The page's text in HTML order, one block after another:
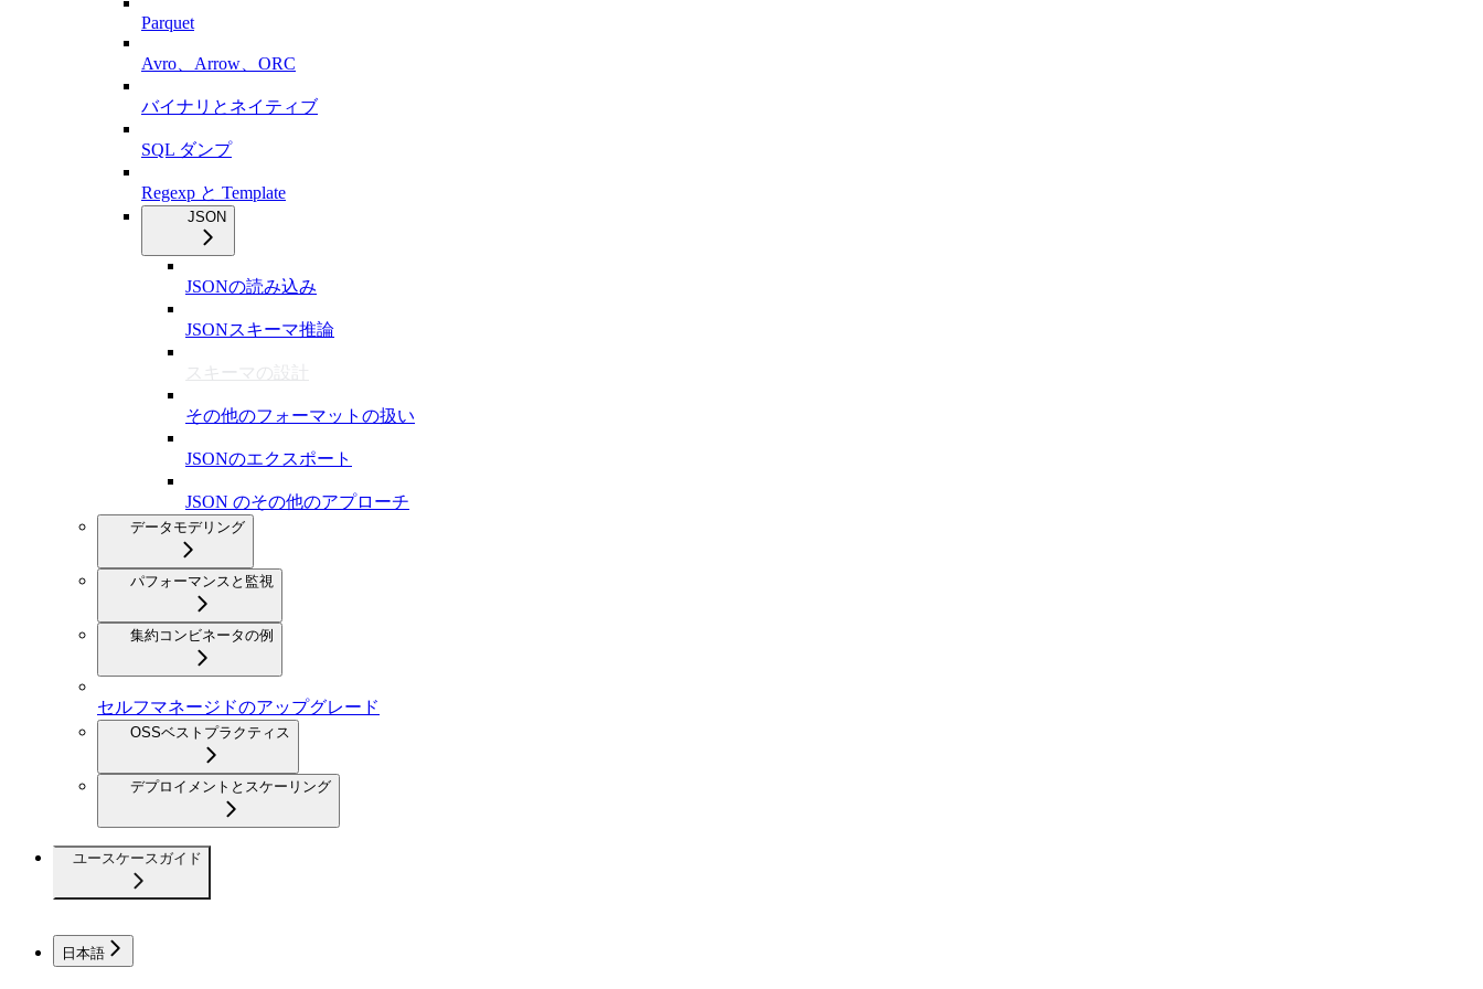
Parquet
Avro、Arrow、ORC
バイナリとネイティブ
SQL ダンプ
Regexp と Template
JSON
JSONの読み込み
JSONスキーマ推論
スキーマの設計
その他のフォーマットの扱い
JSONのエクスポート
JSON のその他のアプローチ
データモデリング
パフォーマンスと監視
集約コンビネータの例
セルフマネージドのアップグレード
OSSベストプラクティス
デプロイメントとスケーリング
ユースケースガイド
日本語